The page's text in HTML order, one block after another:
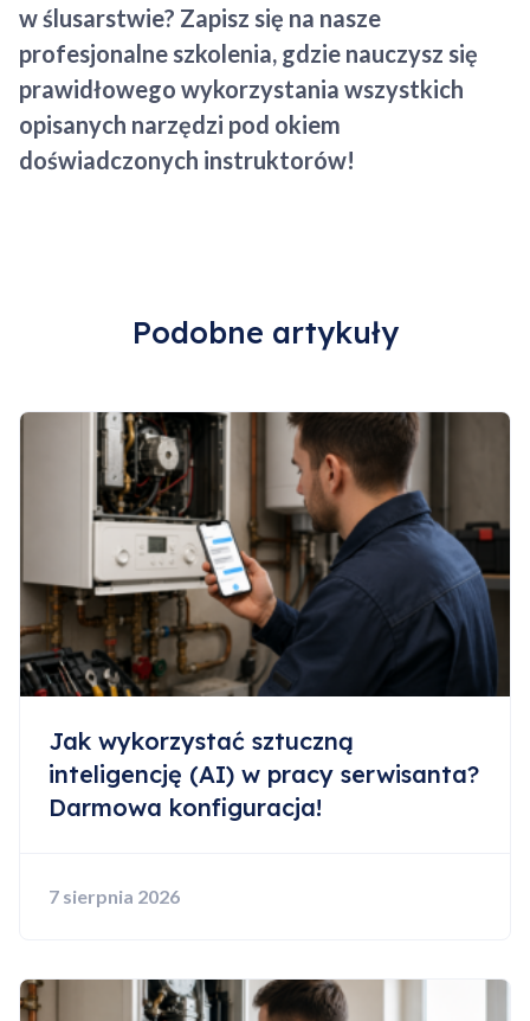
w ślusarstwie? Zapisz się na nasze
profesjonalne szkolenia, gdzie nauczysz się
prawidłowego wykorzystania wszystkich
opisanych narzędzi pod okiem
doświadczonych instruktorów!
Podobne artykuły
Jak wykorzystać sztuczną
inteligencję (AI) w pracy serwisanta?
Darmowa konfiguracja!
7 sierpnia 2026